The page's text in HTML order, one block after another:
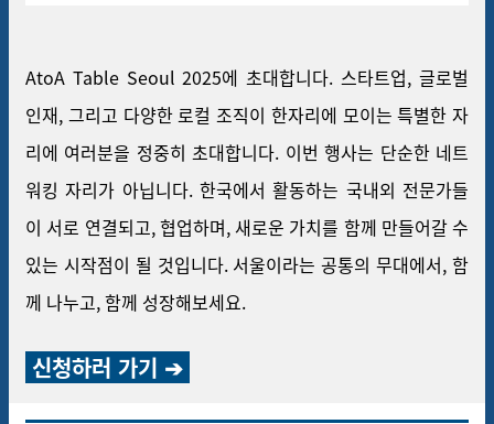
AtoA Table Seoul 2025에 초대합니다. 스타트업, 글로벌
인재, 그리고 다양한 로컬 조직이 한자리에 모이는 특별한 자
리에 여러분을 정중히 초대합니다. 이번 행사는 단순한 네트
워킹 자리가 아닙니다. 한국에서 활동하는 국내외 전문가들
이 서로 연결되고, 협업하며, 새로운 가치를 함께 만들어갈 수
있는 시작점이 될 것입니다. 서울이라는 공통의 무대에서, 함
께 나누고, 함께 성장해보세요.
신청하러 가기 ➔